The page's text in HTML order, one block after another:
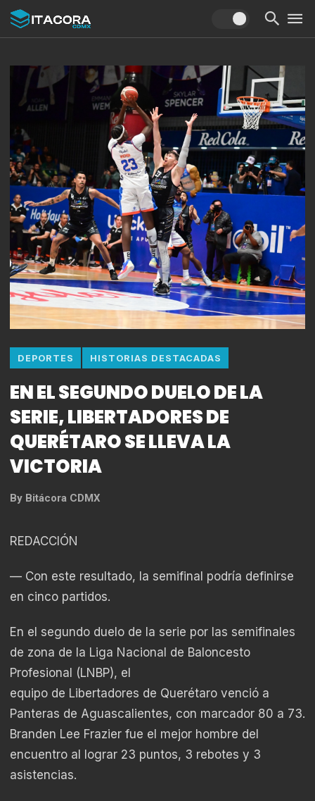
DEPORTES HISTORIAS DESTACADAS
EN EL SEGUNDO DUELO DE LA
SERIE, LIBERTADORES DE
QUERÉTARO SE LLEVA LA
VICTORIA
By Bitácora CDMX
REDACCIÓN
— Con este resultado, la semifinal podría definirse
en cinco partidos.
En el segundo duelo de la serie por las semifinales
de zona de la Liga Nacional de Baloncesto
Profesional (LNBP), el
equipo de Libertadores de Querétaro venció a
Panteras de Aguascalientes, con marcador 80 a 73.
Branden Lee Frazier fue el mejor hombre del
encuentro al lograr 23 puntos, 3 rebotes y 3
asistencias.